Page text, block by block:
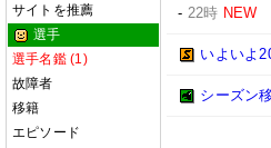
サイトを推薦
選手
選手名鑑 (1)
故障者
移籍
エピソード
- 22時 NEW
いよいよ
シーズン